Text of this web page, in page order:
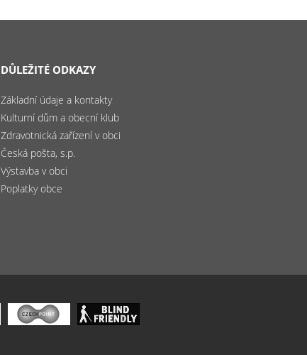
DŮLEŽITÉ ODKAZY
Základní údaje a kontakty
Kulturní dům a obecní klub
Zdravotnická zařízení v obci
Česká pošta, s.p.
Výstavba v obci
Poplatky obce